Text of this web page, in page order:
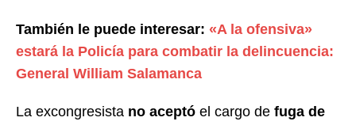
También le puede interesar: «A la ofensiva»
estará la Policía para combatir la delincuencia:
General William Salamanca
La excongresista no aceptó el cargo de fuga de